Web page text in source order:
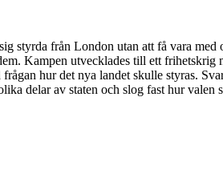
styrda från London utan att få vara
Kampen utvecklades till ett
hur det nya landet skulle styras.
delar av staten och slog fast hur